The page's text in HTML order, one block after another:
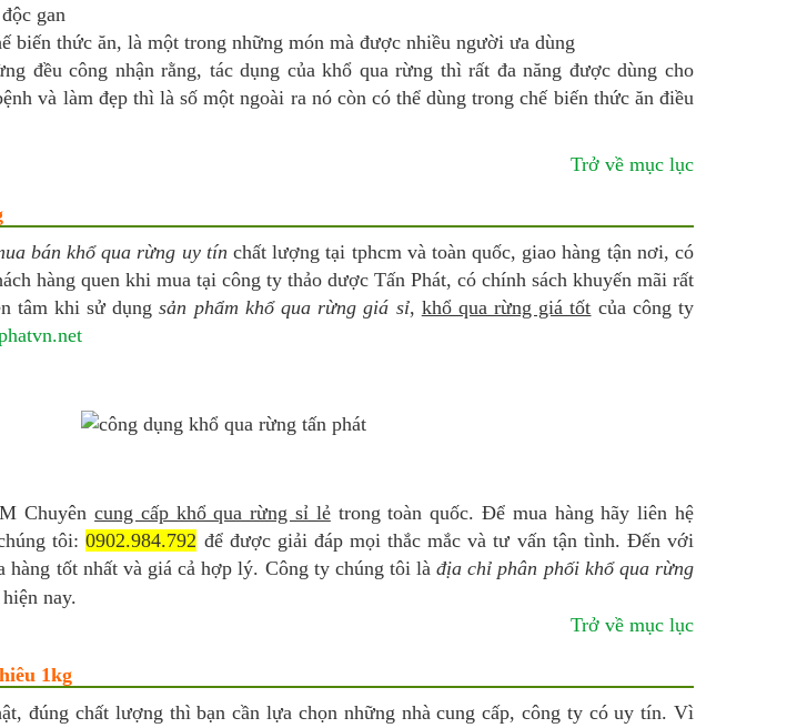
gan
biến thức ăn, là một trong những món mà được nhiều người ưa dùng
đều công nhận rằng, tác dụng của khổ qua rừng thì rất đa năng được dùng cho
và làm đẹp thì là số một ngoài ra nó còn có thể dùng trong chế biến thức ăn điều
Trở về mục lục
bán khổ qua rừng uy tín chất lượng tại tphcm và toàn quốc, giao hàng tận nơi, có
hàng quen khi mua tại công ty thảo dược Tấn Phát, có chính sách khuyến mãi rất
tâm khi sử dụngsản phẩm khổ qua rừng giá sỉ, khổ qua rừng giá tốt của công ty
Chuyêncung cấp khổ qua rừng sỉ lẻtrong toàn quốc. Để mua hàng hãy liên hệ
tôi:0902.984.792 để được giải đáp mọi thắc mắc và tư vấn tận tình. Đến với
hàng tốt nhất và giá cả hợp lý. Công ty chúng tôi làđịa chỉ phân phối khổ qua rừng
nay.
Trở về mục lục
1kg
đúng chất lượng thì bạn cần lựa chọn những nhà cung cấp, công ty có uy tín. Vì